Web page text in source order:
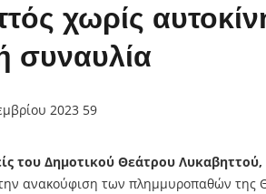
χωρίς
συναυλία
2023 59
του Δημοτικού Θεάτρου
ανακούφιση των πλημμυροπαθών της